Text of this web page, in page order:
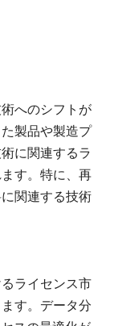
へのシフトが
製品や製造プ
に関連するラ
す。特に、再
関連する技術
ライセンス市
す。データ分